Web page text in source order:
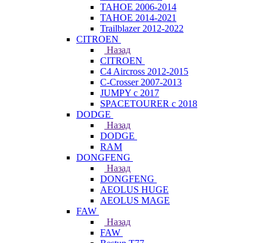
TAHOE 2006-2014
TAHOE 2014-2021
Trailblazer 2012-2022
CITROEN
Назад
CITROEN
C4 Aircross 2012-2015
C-Crosser 2007-2013
JUMPY с 2017
SPACETOURER с 2018
DODGE
Назад
DODGE
RAM
DONGFENG
Назад
DONGFENG
AEOLUS HUGE
AEOLUS MAGE
FAW
Назад
FAW